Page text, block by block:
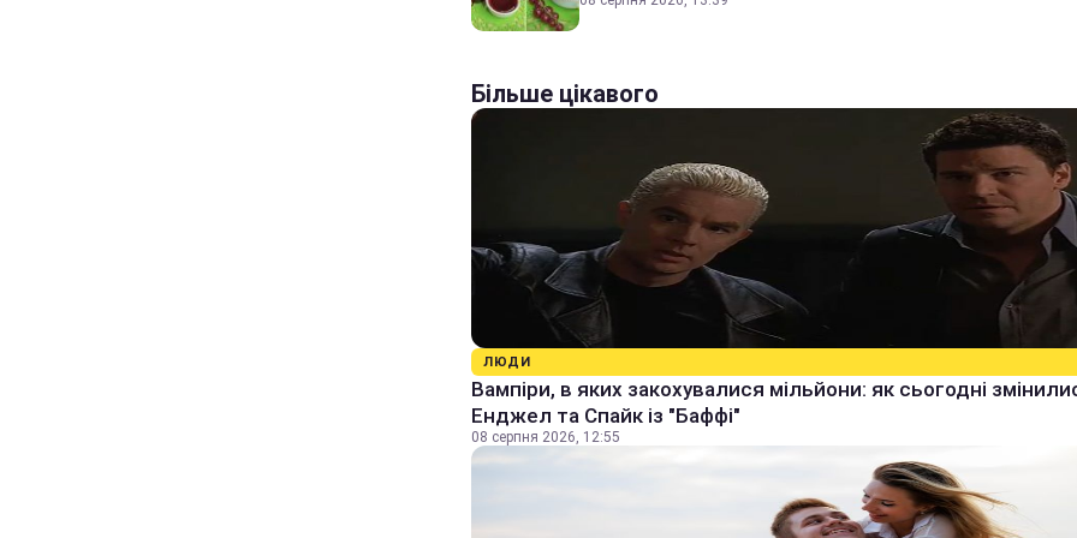
Більше цікавого
ЛЮДИ
Вампіри, в яких закохувалися мільйони: як сьогодні
Енджел та Спайк із "Баффі"
08 серпня 2026, 12:55